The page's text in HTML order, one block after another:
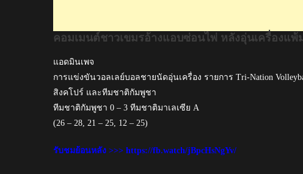
มาเลเซีย
วอลเลย์บอล
คอมเมนต์ชาวเขมรอ้างแอบซ่อนไพ่ หลังอุ่นเครื่องแพ้
แอดมินเพจ
การแข่งขันวอลเลย์บอลชายนัดอุ่นเครื่อง รายการ Tri-Nation
สิงคโปร์ และทีมชาติกัมพูชา
ทีมชาติกัมพูชา 0 – 3 ทีมชาติมาเลเซีย A
(26 – 28, 21 – 25, 12 – 25)
รับชมย้อนหลัง >>> https://fb.watch/jBpcHsNgYv/